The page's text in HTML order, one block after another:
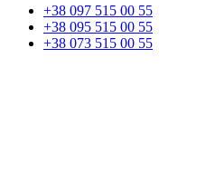
+38 097 515 00 55
+38 095 515 00 55
+38 073 515 00 55